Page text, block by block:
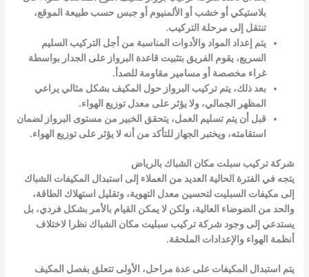
بلاستيكي أو خشب أو الألمنيوم أو جبس حسب طبيعة الموقع،
تنتقل إلى مرحلة التركيب.
يتم إعداد المواد والأدوات المناسبة من أجل التركيب السليم
السريع، يقوم الفريق بتثبيت قاعدة البرواز على الجدار بواسطة
غراء مخصصة أو مسامير مقاومة للصدأ.
بعد ذلك، يتم تركيب البرواز حول المكيف بشكل مثالي يراعي
المظهر الجمالي، ولا يؤثر على معدل توزيع الهواء.
قبل أن يتم تسليم العمل، يتحقق الخبير من مستوى البرواز لضمان
استقامته، ويختبر الجهاز للتأكد من أنه لا يؤثر على توزيع الهواء.
شركة تركيب سبلت مكان الشباك بالرياض
يتجه في الفترة الحالية العديد من العملاء إلى استبدال المكيفات الشباك
إلى مكيفات السبليت لتحسين معدل التهوية، وتقليل استهلاك الطاقة،
والحد من الضوضاء العالية، ولكن لا يمكن القيام بالأمر بشكل فردي، بل
يستدعي إلى وجود شركة تركيب سبليت مكان الشباك نظرا لاختلاف
أنظمة الهواء والإعدادات الملحقة.
يتم استبدال المكيفات على عدة مراحل، الأولى تتعلق بفصل المكيف